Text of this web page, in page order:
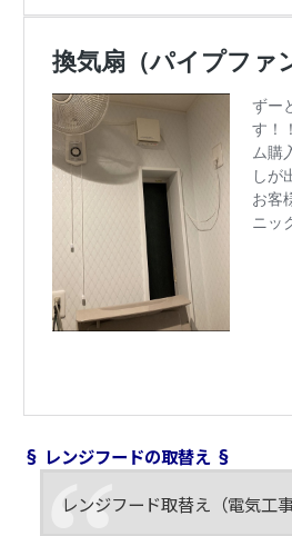
§ レンジフードの取替え §
レンジフード取替え（電気工